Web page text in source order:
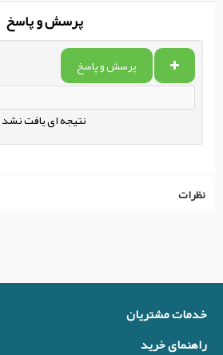
پرسش و پاسخ
پرسش و پاسخ
نتیجه ای یافت نشد
نظرات
خدمات مشتریان
راهنمای خرید